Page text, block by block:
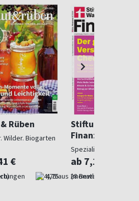
Rüben
Wilder. Biogarten
€
4,75
Stiftung
Finanzen
Spezialist in
ab 7,10 €
(monatlich)